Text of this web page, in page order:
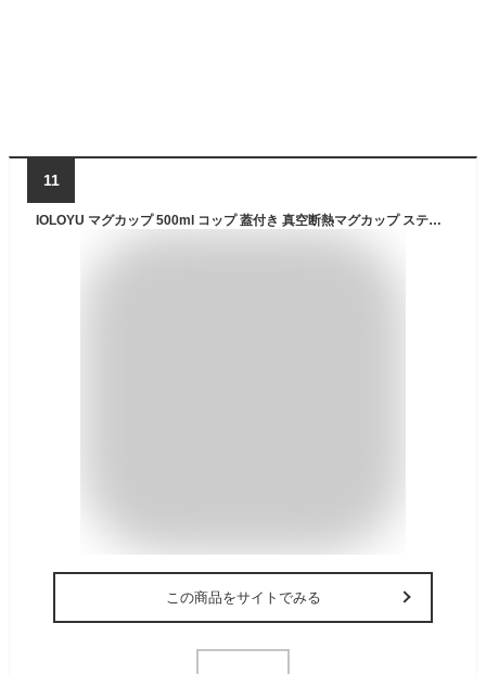
11
IOLOYU マグカップ 500ml コップ 蓋付き 真空断熱マグカップ ステンレスマグ ステンレス 保温マグカップ 蓋付きコップ コーヒーカップ 白湯専用 洗いやすい 冷めないマグカップ 耐熱 キャンプコップ 手を入れて洗える水筒 可愛い おしゃれ coffee mug 割れないマグカップ アウトドア 耐熱コップ スプーン付きコーヒーカップ ハンドル付き携帯用コーヒーカップ (ブルー)
この商品をサイトでみる